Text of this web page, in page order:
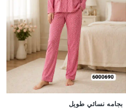
بجامه نسائي طويل